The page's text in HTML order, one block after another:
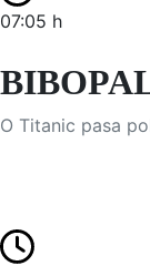
07:05 h
O Titanic pasa